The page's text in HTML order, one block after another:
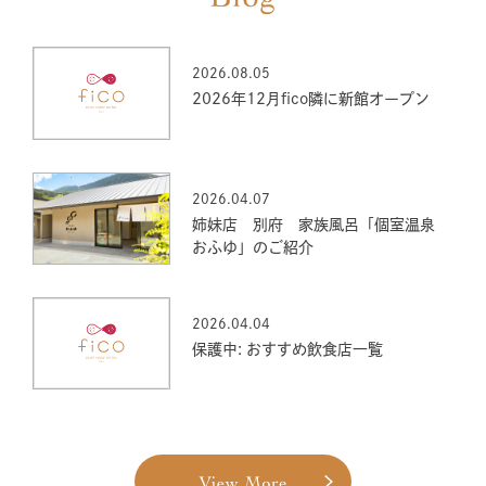
2026.08.05
2026年12月fico隣に新館オープン
2026.04.07
姉妹店 別府 家族風呂「個室温泉
おふゆ」のご紹介
2026.04.04
保護中: おすすめ飲食店一覧